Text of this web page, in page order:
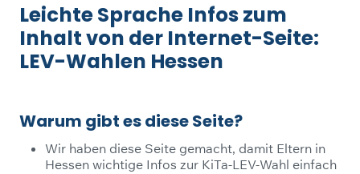
Leichte Sprache Infos zum
Inhalt von der Internet-Seite:
LEV-Wahlen Hessen
Warum gibt es diese Seite?
Wir haben diese Seite gemacht, damit Eltern in
Hessen wichtige Infos zur KiTa-LEV-Wahl einfach